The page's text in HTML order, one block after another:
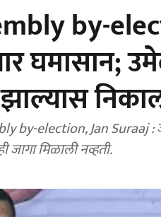
by-
घमासान;
by-election, Jan Suraaj :
जागा मिळाली नव्हती.